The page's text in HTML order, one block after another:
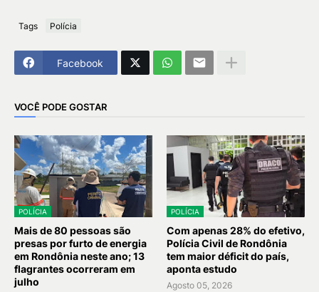
Tags Polícia
Facebook
VOCÊ PODE GOSTAR
POLÍCIA
Mais de 80 pessoas são
presas por furto de energia
em Rondônia neste ano; 13
flagrantes ocorreram em
julho
POLÍCIA
Com apenas 28% do efetivo,
Polícia Civil de Rondônia
tem maior déficit do país,
aponta estudo
Agosto 05, 2026